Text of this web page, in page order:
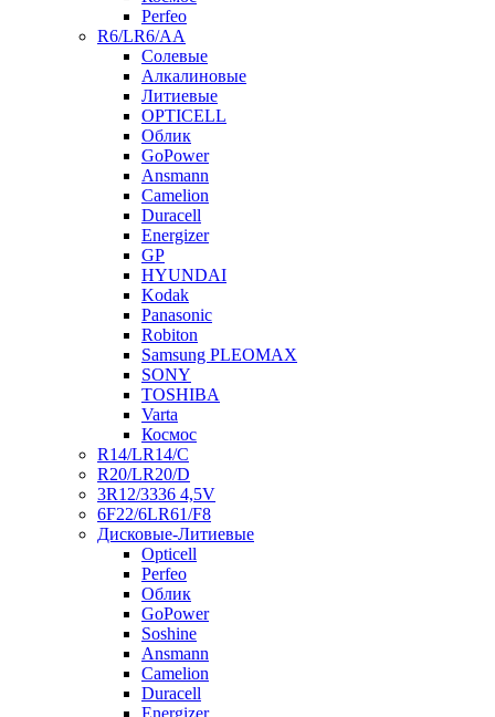
Perfeo
R6/LR6/AA
Солевые
Алкалиновые
Литиевые
OPTICELL
Облик
GoPower
Ansmann
Camelion
Duracell
Energizer
GP
HYUNDAI
Kodak
Panasonic
Robiton
Samsung PLEOMAX
SONY
TOSHIBA
Varta
Космос
R14/LR14/C
R20/LR20/D
3R12/3336 4,5V
6F22/6LR61/F8
Дисковые-Литиевые
Opticell
Perfeo
Облик
GoPower
Soshine
Ansmann
Camelion
Duracell
Energizer